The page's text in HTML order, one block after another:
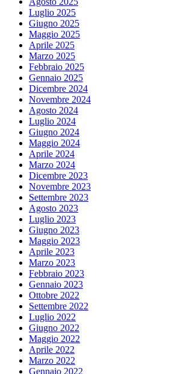
Luglio 2025
Giugno 2025
Maggio 2025
Aprile 2025
Marzo 2025
Febbraio 2025
Gennaio 2025
Dicembre 2024
Novembre 2024
Agosto 2024
Luglio 2024
Giugno 2024
Maggio 2024
Aprile 2024
Marzo 2024
Dicembre 2023
Novembre 2023
Settembre 2023
Agosto 2023
Luglio 2023
Giugno 2023
Maggio 2023
Aprile 2023
Marzo 2023
Febbraio 2023
Gennaio 2023
Ottobre 2022
Settembre 2022
Luglio 2022
Giugno 2022
Maggio 2022
Aprile 2022
Marzo 2022
Gennaio 2022